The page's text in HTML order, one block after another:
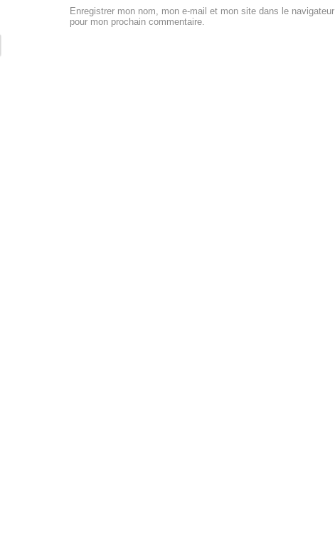
Enregistrer mon nom, mon e-mail et mon site dans le navigateur
pour mon prochain commentaire.